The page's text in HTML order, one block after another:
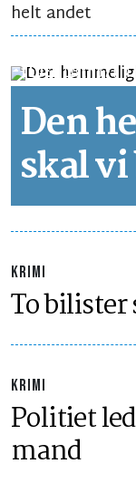
helt andet
LEDERLÆSETID 2 MIN.
Den
skal
KRIMI
To
KRIMI
Politiet
mand